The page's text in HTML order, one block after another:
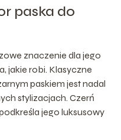
paska do
znaczenie dla jego
jakie robi. Klasyczne
paskiem jest nadal
stylizacjach. Czerń
jego luksusowy